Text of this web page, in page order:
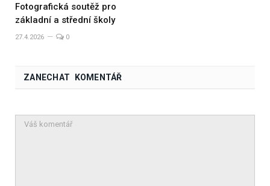
Fotografická soutěž pro
základní a střední školy
27.4.2026 0
ZANECHAT KOMENTÁŘ